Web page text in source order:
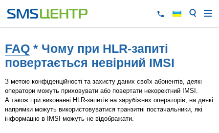
FAQ * Чому при HLR-запиті
повертається невірний IMSI
З метою конфіденційності та захисту даних своїх абонентів, деякі
оператори можуть приховувати або повертати некоректний IMSI.
А також при виконанні HLR-запитів на зарубіжних операторів, на деякі
напрямки можуть використовуватися транзитні постачальники, які
інформацію в IMSI можуть не відображати.